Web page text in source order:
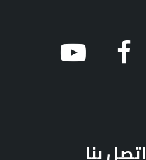
اتصل بنا